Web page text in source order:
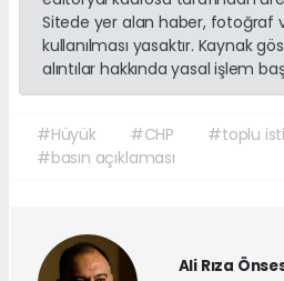
Sitede yer alan haber, fotoğraf
kullanılması yasaktır. Kaynak
alıntılar hakkında yasal işlem
#Hüyük #CHP #toplu
#basın açıklaması
Ali Rıza